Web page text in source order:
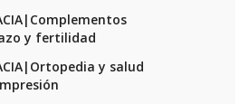
y fertilidad
y salud